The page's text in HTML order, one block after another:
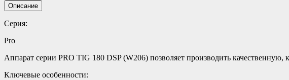
Описание
Серия:
Pro
Аппарат серии PRO TIG 180 DSP (W206) позволяет производить
Ключевые особенности: